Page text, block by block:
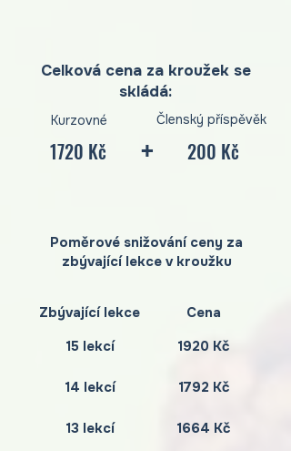
Celková cena za kroužek se
skládá:
Kurzovné
1720 Kč
Členský příspěvěk
+ 200 Kč
Poměrové snižování ceny za
zbývající lekce v kroužku
Zbývající lekce
Cena
15 lekcí
1920 Kč
14 lekcí 1792 Kč
13 lekcí 1664 Kč